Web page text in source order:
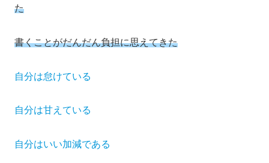
た
書くことがだんだん負担に思えてきた
自分は怠けている
自分は甘えている
自分はいい加減である